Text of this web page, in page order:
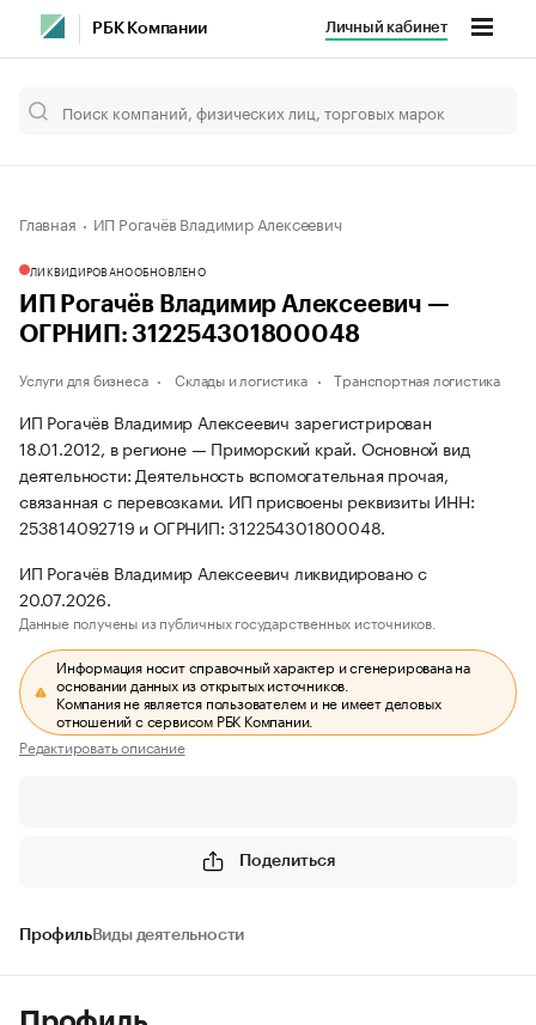
РБК Компании Личный кабинет
Главная ИП Рогачёв Владимир Алексеевич
ЛИКВИДИРОВАНООБНОВЛЕНО
ИП Рогачёв Владимир Алексеевич —
ОГРНИП: 312254301800048
Услуги для бизнеса Склады и логистика Транспортная логистика
ИП Рогачёв Владимир Алексеевич зарегистрирован
18.01.2012, в регионе — Приморский край. Основной вид
деятельности: Деятельность вспомогательная прочая,
связанная с перевозками. ИП присвоены реквизиты ИНН:
253814092719 и ОГРНИП: 312254301800048.
ИП Рогачёв Владимир Алексеевич ликвидировано с
20.07.2026.
Данные получены из публичных государственных источников.
Информация носит справочный характер и сгенерирована на
основании данных из открытых источников.
Компания не является пользователем и не имеет деловых
отношений с сервисом РБК Компании.
Редактировать описание
Поделиться
ПрофильВиды деятельности